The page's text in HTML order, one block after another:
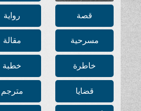
قصة رواية
مسرحية مقالة
خاطرة خطبة
قضايا مترجم